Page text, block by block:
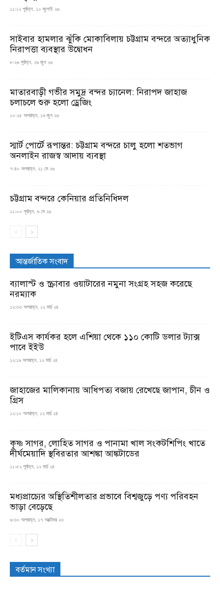
১১:১২ পূর্বাহ্ন, ১০ জুলাই ২৬
সাইবার হামলার ঝুঁকি মোকাবিলায় চট্টগ্রাম বন্দরে অত্যাধুনিক
নিরাপত্তা ব্যবস্থার উদ্বোধন
৮:২৬ পূর্বাহ্ন, ২৯ জুন ২৬
মাতারবাড়ী গভীর সমুদ্র বন্দর চ্যানেল: নিরাপদ জাহাজ
চলাচলে শুরু হলো ড্রেজিং
১০:২৫ অপরাহ্ন, ১৬ জুন ২৬
স্মার্ট পোর্টে রূপান্তর: চট্টগ্রাম বন্দরে চালু হলো শতভাগ
অনলাইন রাজস্ব আদায় ব্যবস্থা
৭:৪০ অপরাহ্ন, ২১ মে ২৬
চট্টগ্রাম বন্দরে কেনিয়ার প্রতিনিধিদল
১১:০০ পূর্বাহ্ন, ৬ মে ২৬
আন্তর্জাতিক সংবাদ
ব্যালাস্ট ও স্ক্রাবার ওয়াটারের নমুনা সংগ্রহ সহজ করেছে
নরম্যাক
১২:৩৩ অপরাহ্ন, ১২ মার্চ ২৪
ইটিএস কার্যকর হলে এশিয়া থেকে ১১০ কোটি ডলার ট্যাক্স
পাবে ইইউ
১২:১৯ অপরাহ্ন, ১২ মার্চ ২৪
জাহাজের মালিকানায় আধিপত্য বজায় রেখেছে জাপান, চীন ও
গ্রিস
১২:১০ অপরাহ্ন, ১২ মার্চ ২৪
কৃষ্ণ সাগর, লোহিত সাগর ও পানামা খাল সংকটশিপিং খাতে
দীর্ঘমেয়াদি স্থবিরতার আশঙ্কা আঙ্কটাডের
১১:৫২ পূর্বাহ্ন, ১২ মার্চ ২৪
মধ্যপ্রাচ্যের অস্থিতিশীলতার প্রভাবে বিশ্বজুড়ে পণ্য পরিবহন
ভাড়া বেড়েছে
৬:৩০ অপরাহ্ন, ১৭ অক্টোবর ২৩
বর্তমান সংখ্যা